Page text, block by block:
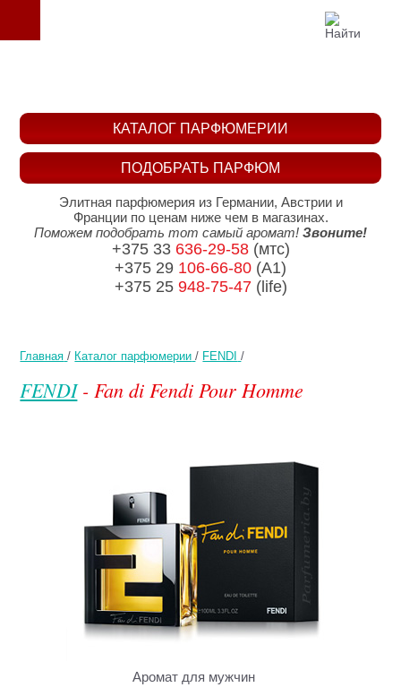
Главная / Каталог парфюмерии / FENDI /
FENDI- Fan di Fendi Pour Homme
Аромат для мужчин
ПОДОБРАТЬ ПАРФЮМ
КАТАЛОГ ПАРФЮМЕРИИ
Элитная парфюмерия из Германии, Австрии и
Франции по ценам ниже чем в магазинах.
Поможем подобрать тот самый аромат! Звоните!
+375 33 636-29-58(мтс)
+375 29 106-66-80 (A1)
+375 25 948-75-47(life)